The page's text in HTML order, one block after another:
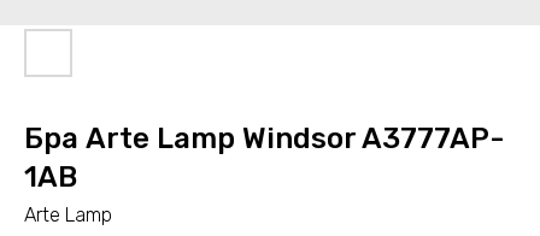
Бра Arte Lamp Windsor A3777AP-
1AB
Arte Lamp